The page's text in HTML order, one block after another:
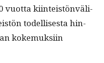
vuot­ta kiin­teistön­väl­i­
todel­lis­es­ta hin­
koke­muk­si­in